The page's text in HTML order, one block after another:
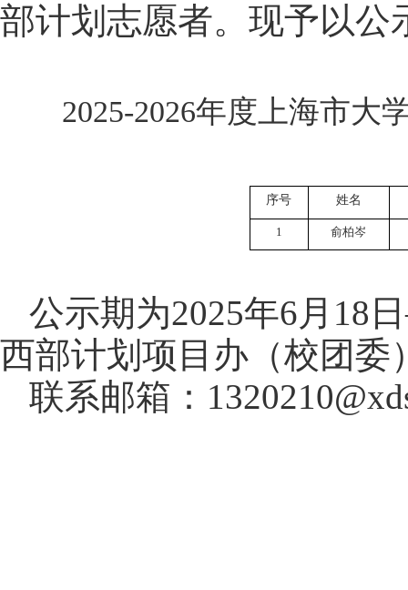
部计划志愿者。 现予以公
2025-2026年度上海市大
序号 姓名
1 俞柏岑
公示期为2025年6月 18 日
西部计划项目办（校团委
联系邮箱：